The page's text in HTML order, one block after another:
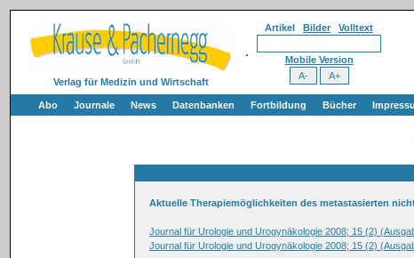
Verlag für Medizin und Wirtschaft
Artikel Bilder Volltext
Mobile Version
Abo Journale News Datenbanken Fortbildung Bücher
Aktuelle Therapiemöglichkeiten des metastasierten
Journal für Urologie und Urogynäkologie 2008; 15 (2)
Journal für Urologie und Urogynäkologie 2008; 15 (2)